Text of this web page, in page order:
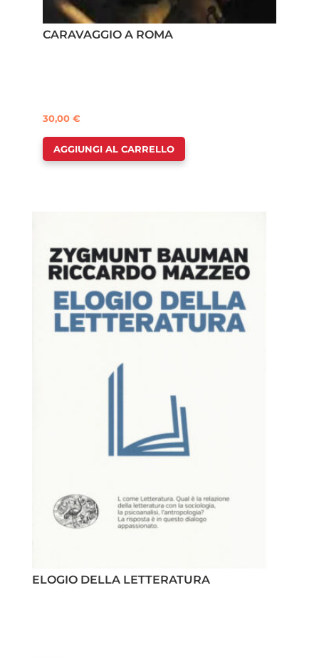
CARAVAGGIO A ROMA
30,00 €
AGGIUNGI AL CARRELLO
ELOGIO DELLA LETTERATURA